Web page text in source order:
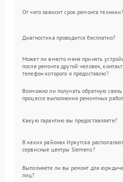
От чего зависит срок ремонта техники?
Диагностика проводится бесплатно?
Может ли вместо меня принять
после ремонта другой человек,
телефон которого я предоставлю?
Возможно ли получать обратную связь
процессе выполнения ремонтных
Какую гарантию вы предоставляете?
В каких районах Иркутска
сервисные центры Siemens?
Выполняете ли вы ремонт для
лиц?